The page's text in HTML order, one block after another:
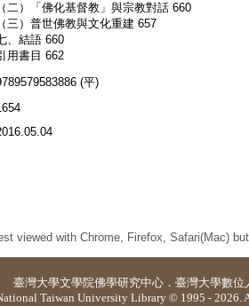
（二）「佛化基督教」與宗教對話 660
（三）普世佛教與文化重建 657
、結語 660
用書目 662
(平)
viewed with Chrome, Firefox, Safari(Mac)
臺灣大學文學院佛學研究中心 ． 臺灣大學數位
Taiwan University Library © 1995 - 2026.